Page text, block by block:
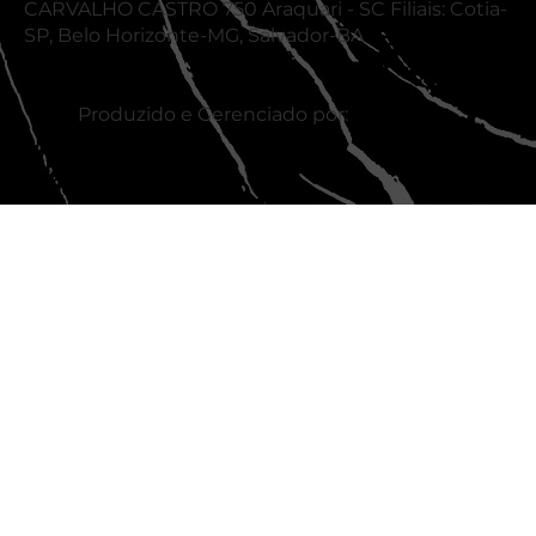
Produzido e Gerenciado por:
CARVALHO CASTRO 750 Araquari - SC Filiais: Cotia-
SP, Belo Horizonte-MG, Salvador-BA